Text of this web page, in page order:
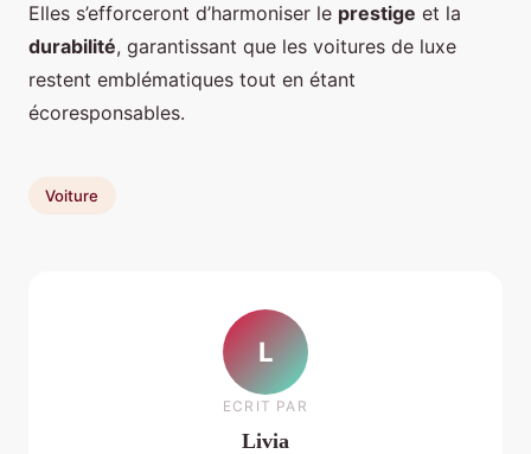
Elles s’efforceront d’harmoniser le prestige et la
durabilité, garantissant que les voitures de luxe
restent emblématiques tout en étant
écoresponsables.
Voiture
L
ECRIT PAR
Livia